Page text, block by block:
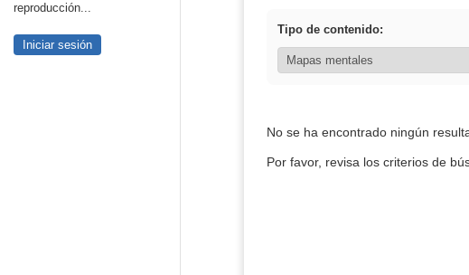
reproducción...
Iniciar sesión
Tipo de contenido:
No se ha encontrado ningún
Por favor, revisa los criterios de